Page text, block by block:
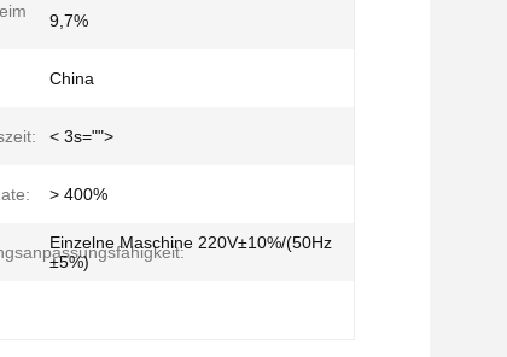
9,7%
China
< 3s="">
> 400%
Einzelne Maschine 220V±10%/(50Hz
±5%)